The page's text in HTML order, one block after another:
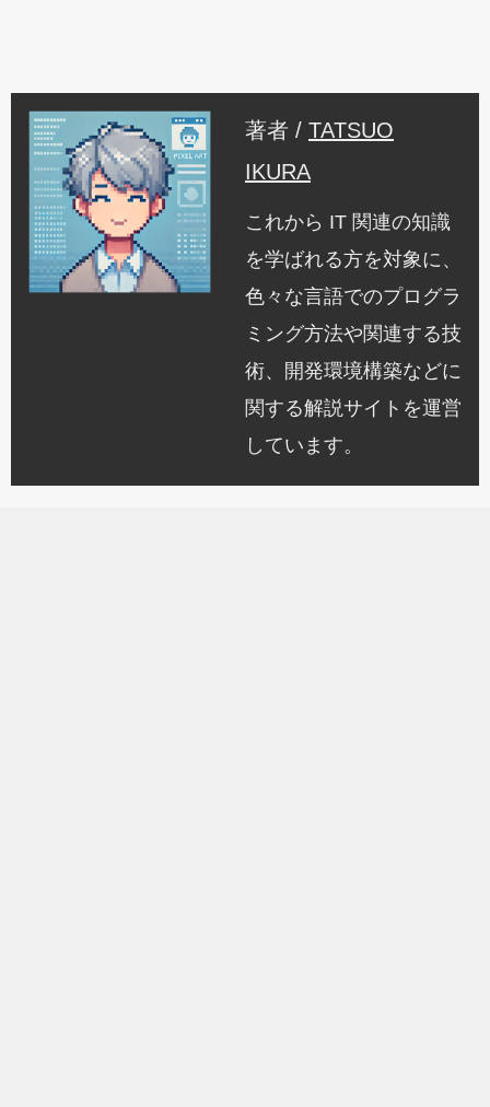
著者 / TATSUO
IKURA
これから IT 関連の知識
を学ばれる方を対象に、
色々な言語でのプログラ
ミング方法や関連する技
術、開発環境構築などに
関する解説サイトを運営
しています。